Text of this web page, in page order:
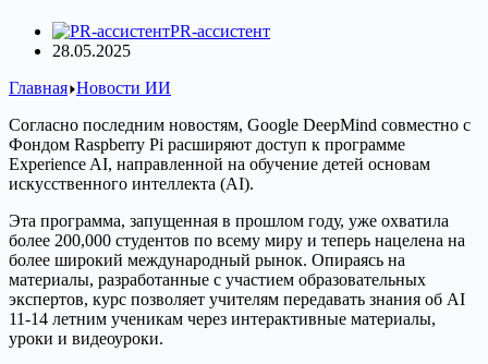
PR-ассистент
28.05.2025
Главная Новости ИИ
Согласно последним новостям, Google DeepMind совместно с
Фондом Raspberry Pi расширяют доступ к программе
Experience AI, направленной на обучение детей основам
искусственного интеллекта (AI).
Эта программа, запущенная в прошлом году, уже охватила
более 200,000 студентов по всему миру и теперь нацелена на
более широкий международный рынок. Опираясь на
материалы, разработанные с участием образовательных
экспертов, курс позволяет учителям передавать знания об AI
11-14 летним ученикам через интерактивные материалы,
уроки и видеоуроки.